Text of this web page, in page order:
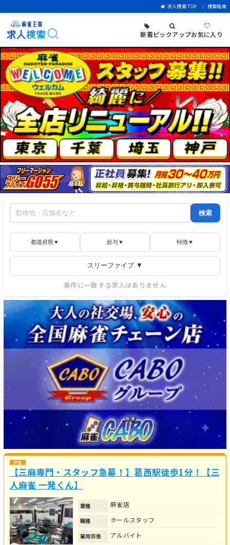
求人検索 TOP 検索結果
新着ピックアップ
♡
お気に入り
検索
都道府県▼ 給与▼ 特徴▼
スリーファイブ ▼
条件に一致する求人はありません
【三麻専門・スタッフ急募！】葛西駅徒歩1分！【三
人麻雀 一発くん】
業種 麻雀店
職種 ホールスタッフ
雇用形態 アルバイト